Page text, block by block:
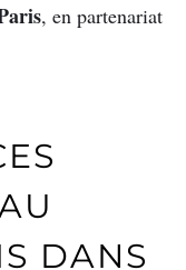
, en partenariat
DANS